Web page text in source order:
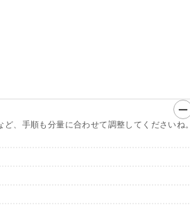
、手順も分量に合わせて調整してくださいね。